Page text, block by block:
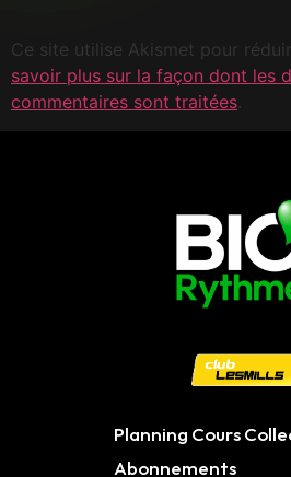
Ce site utilise Akismet pour
savoir plus sur la façon dont les
commentaires sont traitées.
Planning Cours
Abonnements